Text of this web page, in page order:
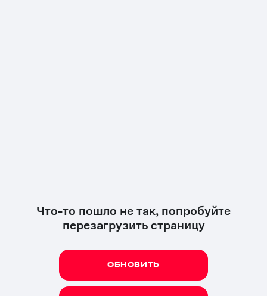
Что-то пошло не так, попробуйте
перезагрузить страницу
ОБНОВИТЬ